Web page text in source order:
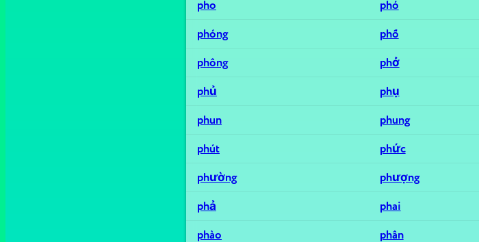
pho
phó
phóng
phố
phông
phở
phủ
phụ
phun
phung
phút
phức
phường
phượng
phả
phai
phào
phân